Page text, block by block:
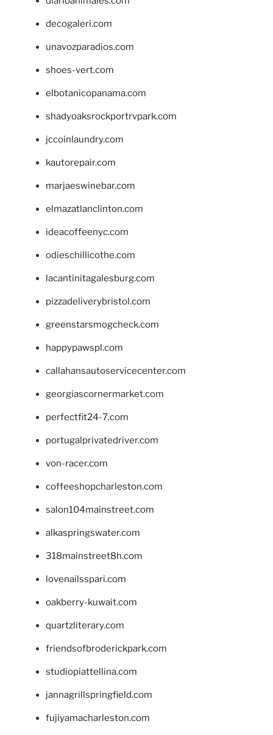
decogaleri.com
unavozparadios.com
shoes-vert.com
elbotanicopanama.com
shadyoaksrockportrvpark.com
jccoinlaundry.com
kautorepair.com
marjaeswinebar.com
elmazatlanclinton.com
ideacoffeenyc.com
odieschillicothe.com
lacantinitagalesburg.com
pizzadeliverybristol.com
greenstarsmogcheck.com
happypawspl.com
callahansautoservicecenter.com
georgiascornermarket.com
perfectfit24-7.com
portugalprivatedriver.com
von-racer.com
coffeeshopcharleston.com
salon104mainstreet.com
alkaspringswater.com
318mainstreet8h.com
lovenailsspari.com
oakberry-kuwait.com
quartzliterary.com
friendsofbroderickpark.com
studiopiattellina.com
jannagrillspringfield.com
fujiyamacharleston.com